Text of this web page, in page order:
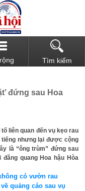
Tìm kiếm
đứng sau Hoa
liên quan đến vụ kẹo rau
tiếng nhưng lại được cộng
là “ông trùm” đứng sau
quang Hoa hậu Hòa
có vườn rau
quảng cáo sau vụ